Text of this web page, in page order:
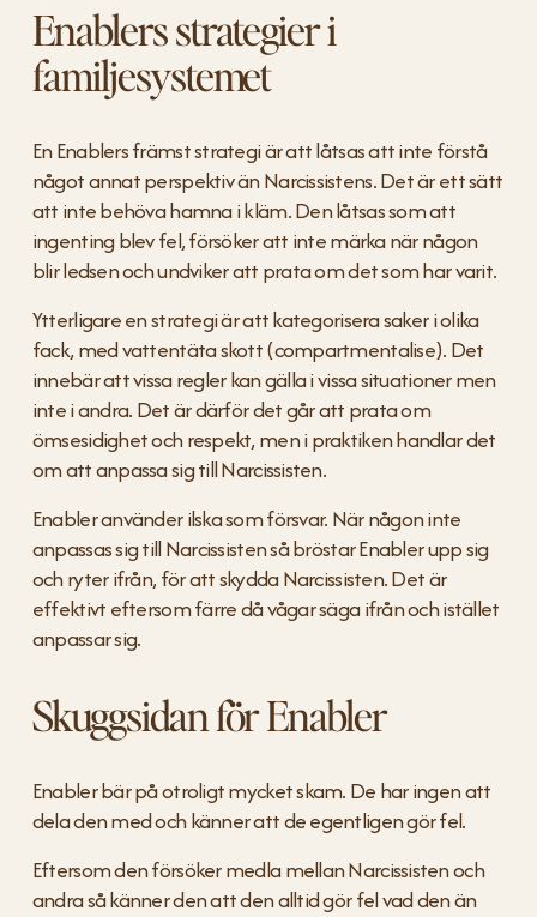
Enablers strategier i
familjesystemet
En Enablers främst strategi är att låtsas att inte förstå
något annat perspektiv än Narcissistens. Det är ett sätt
att inte behöva hamna i kläm. Den låtsas som att
ingenting blev fel, försöker att inte märka när någon
blir ledsen och undviker att prata om det som har varit.
Ytterligare en strategi är att kategorisera saker i olika
fack, med vattentäta skott (compartmentalise). Det
innebär att vissa regler kan gälla i vissa situationer men
inte i andra. Det är därför det går att prata om
ömsesidighet och respekt, men i praktiken handlar det
om att anpassa sig till Narcissisten.
Enabler använder ilska som försvar. När någon inte
anpassas sig till Narcissisten så bröstar Enabler upp sig
och ryter ifrån, för att skydda Narcissisten. Det är
effektivt eftersom färre då vågar säga ifrån och istället
anpassar sig.
Skuggsidan för Enabler
Enabler bär på otroligt mycket skam. De har ingen att
dela den med och känner att de egentligen gör fel.
Eftersom den försöker medla mellan Narcissisten och
andra så känner den att den alltid gör fel vad den än